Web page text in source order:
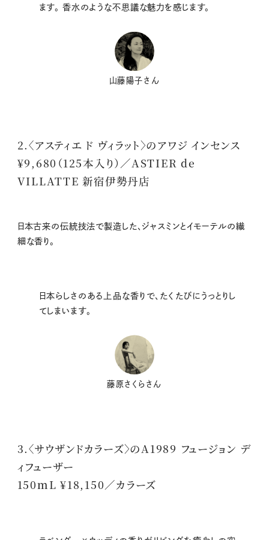
ます。 香水のような不思議な魅力を感じます。
山藤陽子さん
2.〈アスティエ ド ヴィラット〉のアワジ インセンス
¥9,680（125本入り）／ASTIER de
VILLATTE 新宿伊勢丹店
日本古来の伝統技法で製造した、ジャスミンとイモーテルの繊
細な香り。
日本らしさのある上品な香りで、たくたびにうっとりし
てしまいます。
藤原さくらさん
3.〈サウザンドカラーズ〉のA1989 フュージョン デ
ィフューザー
150ｍL ¥18,150／カラーズ